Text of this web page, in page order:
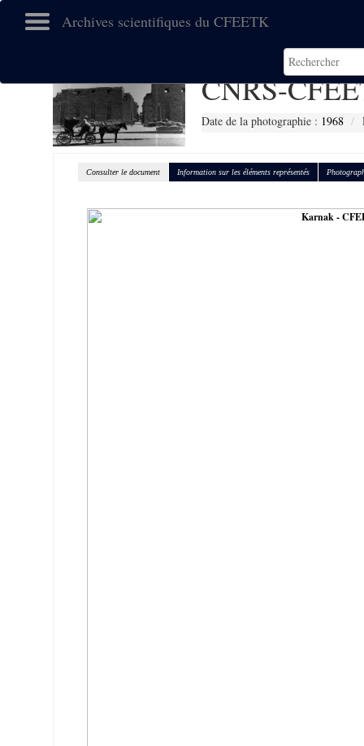
Archives scientifiques du CFEETK
CNRS-
Date de la photographie : 1968
Consulter le document Information sur les éléments représentés